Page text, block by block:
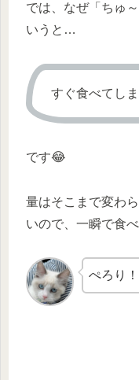
では、なぜ「ちゅ
いうと…
すぐ食べてし
です😂
量はそこまで変わ
いので、一瞬で食
ぺろり！